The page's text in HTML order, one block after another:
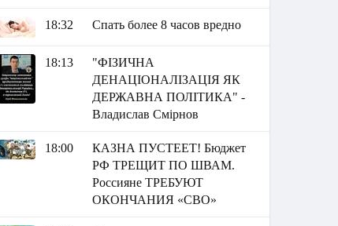
18:32 Спать более 8 часов вредно
18:13
"ФІЗИЧНА
ДЕНАЦІОНАЛІЗАЦІЯ ЯК
ДЕРЖАВНА ПОЛІТИКА" -
Владислав Смірнов
18:00
КАЗНА ПУСТЕЕТ! Бюджет
РФ ТРЕЩИТ ПО ШВАМ.
Россияне ТРЕБУЮТ
ОКОНЧАНИЯ «СВО»